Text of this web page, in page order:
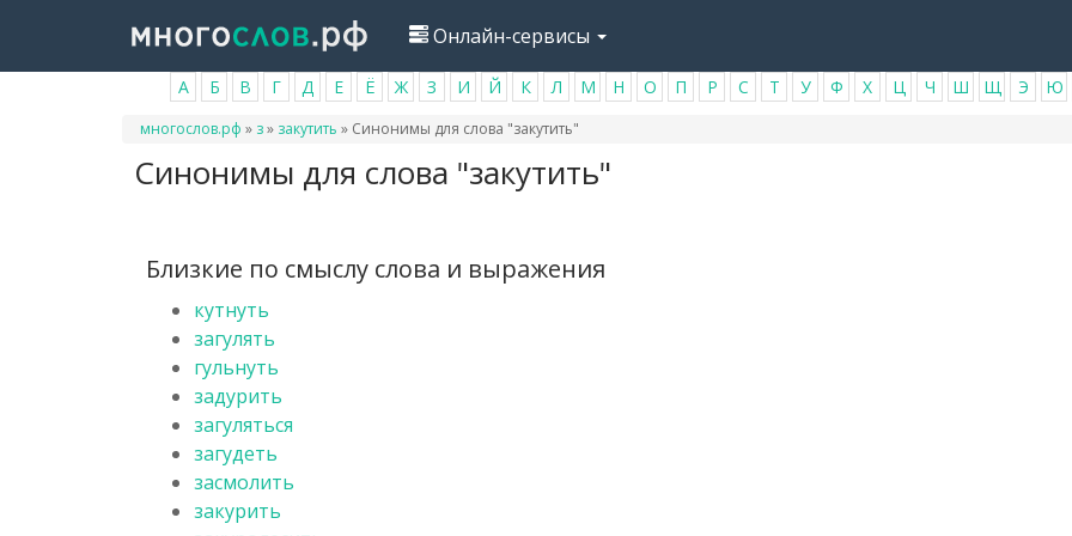
основному
Онлайн-сервисы
А Б В Г Д Е Ё Ж З И Й К Л М Н О П Р С Т У Ф Х Ц Ч Ш Щ Э Ю
Вы
многослов.рф » з» закутить » Синонимы для слова "закутить"
Синонимы для слова "закутить"
Близкие по смыслу слова и выражения
кутнуть
загулять
гульнуть
задурить
загуляться
загудеть
засмолить
закурить